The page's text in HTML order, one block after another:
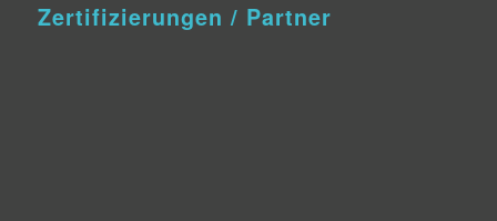
Zertifizierungen / Partner